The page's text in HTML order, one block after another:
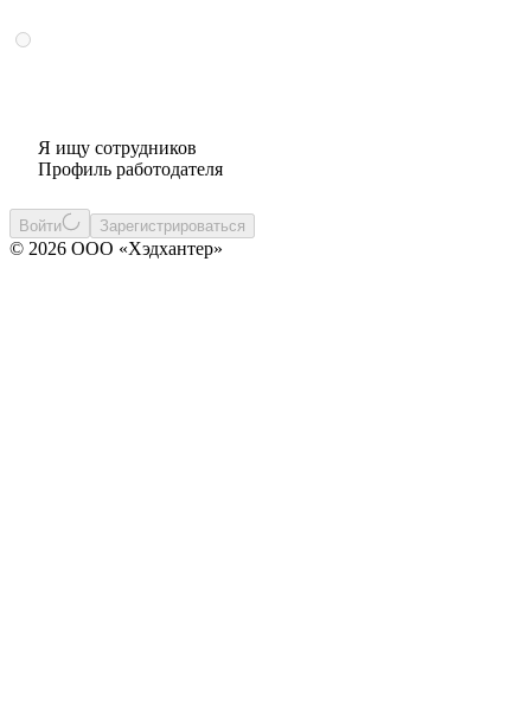
Я ищу сотрудников
Профиль работодателя
Войти Зарегистрироваться
© 2026 ООО «Хэдхантер»